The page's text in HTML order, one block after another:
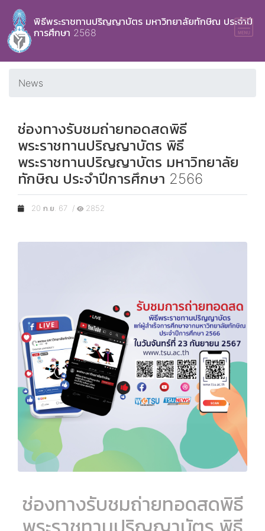
พิธีพระราชทานปริญญาบัตร มหาวิทยาลัยทักษิณ ประจำปี
การศึกษา 2568
News
ช่องทางรับชมถ่ายทอดสดพิธี
พระราชทานปริญญาบัตร พิธี
พระราชทานปริญญาบัตร มหาวิทยาลัย
ทักษิณ ประจำปีการศึกษา 2566
20 ก.ย. 67 / 2852
ช่องทางรับชมถ่ายทอดสดพิธี